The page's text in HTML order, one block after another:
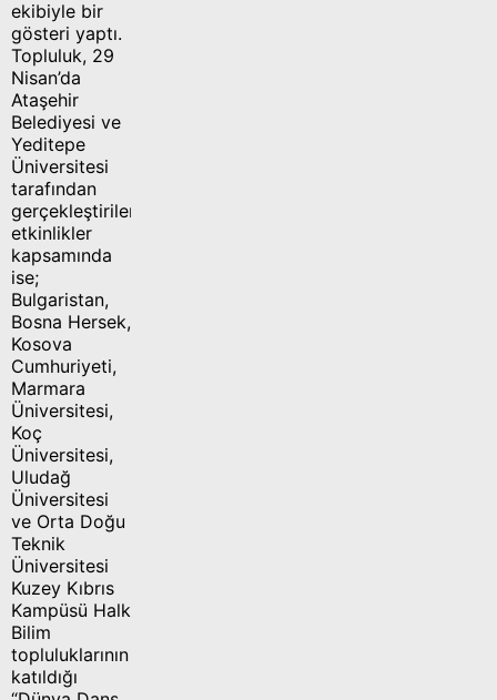
ekibiyle bir
gösteri yaptı.
Topluluk, 29
Nisan’da
Ataşehir
Belediyesi ve
Yeditepe
Üniversitesi
tarafından
gerçekleştirilen
etkinlikler
kapsamında
ise;
Bulgaristan,
Bosna Hersek,
Kosova
Cumhuriyeti,
Marmara
Üniversitesi,
Koç
Üniversitesi,
Uludağ
Üniversitesi
ve Orta Doğu
Teknik
Üniversitesi
Kuzey Kıbrıs
Kampüsü Halk
Bilim
topluluklarının
katıldığı